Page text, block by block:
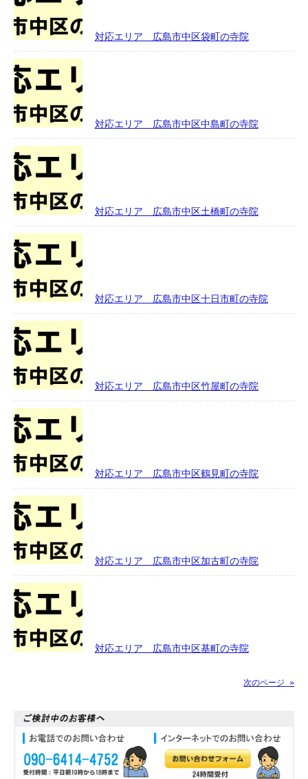
対応エリア 広島市中区袋町の寺院
対応エリア 広島市中区中島町の寺院
対応エリア 広島市中区土橋町の寺院
対応エリア 広島市中区十日市町の寺院
対応エリア 広島市中区竹屋町の寺院
対応エリア 広島市中区鶴見町の寺院
対応エリア 広島市中区加古町の寺院
対応エリア 広島市中区基町の寺院
次のページ »